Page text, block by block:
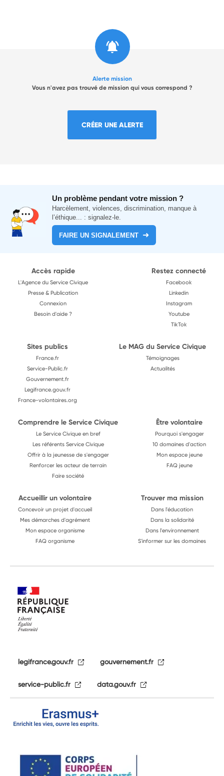
Alerte mission
Vous n'avez pas trouvé de mission qui vous correspond ?
CRÉER UNE ALERTE
Un problème pendant votre mission ?
Harcèlement, violences, discrimination, manque à
l’éthique... : signalez-le.
FAIRE UN SIGNALEMENT
Accès rapide
L'Agence du Service Civique
Presse & Publication
Connexion
Besoin d'aide ?
Restez connecté
Facebook
Linkedin
Instagram
Youtube
TikTok
Sites publics
France.fr
Service-Public.fr
Gouvernement.fr
Legifrance.gouv.fr
France-volontaires.org
Le MAG du Service Civique
Témoignages
Actualités
Comprendre le Service Civique
Le Service Civique en bref
Les référents Service Civique
Offrir à la jeunesse de s'engager
Renforcer les acteur de terrain
Faire société
Être volontaire
Pourquoi s'engager
10 domaines d'action
Mon espace jeune
FAQ jeune
Accueillir un volontaire
Concevoir un projet d'accueil
Mes démarches d'agrément
Mon espace organisme
FAQ organisme
Trouver ma mission
Dans l'éducation
Dans la solidarité
Dans l'environnement
S'informer sur les domaines
legifrance.gouv.fr gouvernement.fr
service-public.fr data.gouv.fr